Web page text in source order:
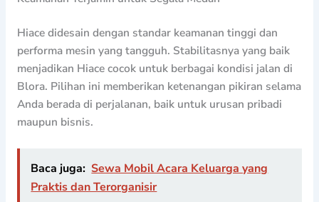
Hiace didesain dengan standar keamanan tinggi dan
performa mesin yang tangguh. Stabilitasnya yang baik
menjadikan Hiace cocok untuk berbagai kondisi jalan di
Blora. Pilihan ini memberikan ketenangan pikiran selama
Anda berada di perjalanan, baik untuk urusan pribadi
maupun bisnis.
Baca juga: Sewa Mobil Acara Keluarga yang
Praktis dan Terorganisir